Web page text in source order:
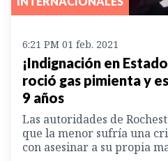
6:21 PM 01 feb. 2021
¡Indignación en
roció gas pimienta y
9 años
Las autoridades de
que la menor sufría una
con asesinar a su propia